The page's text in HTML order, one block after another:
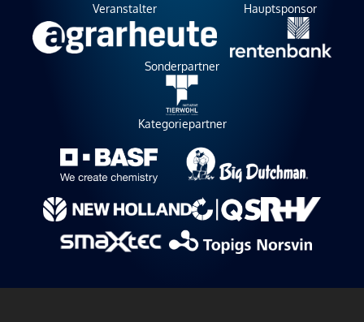
Veranstalter Hauptsponsor
Sonderpartner
Kategoriepartner